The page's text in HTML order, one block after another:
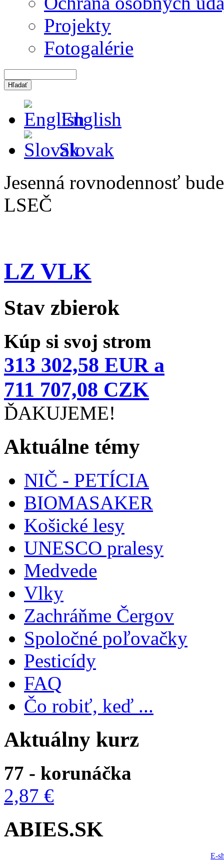
Projekty
Fotogalérie
English
Slovak
Jesenná rovnodennosť
LSEČ
LZ VLK
Stav zbierok
Kúp si svoj strom
313 302,58 EUR a
711 707,08 CZK
ĎAKUJEME!
Aktuálne témy
NIČ - PETÍCIA
BIOMASAKER
Košické lesy
UNESCO pralesy
Medvede
Vlky
Zachráňme Čergov
Spoločné poľovačky
Pesticídy
FAQ
Čo robiť, keď ...
Aktuálny kurz
77 - korunáčka
2,87 €
ABIES.SK
E-